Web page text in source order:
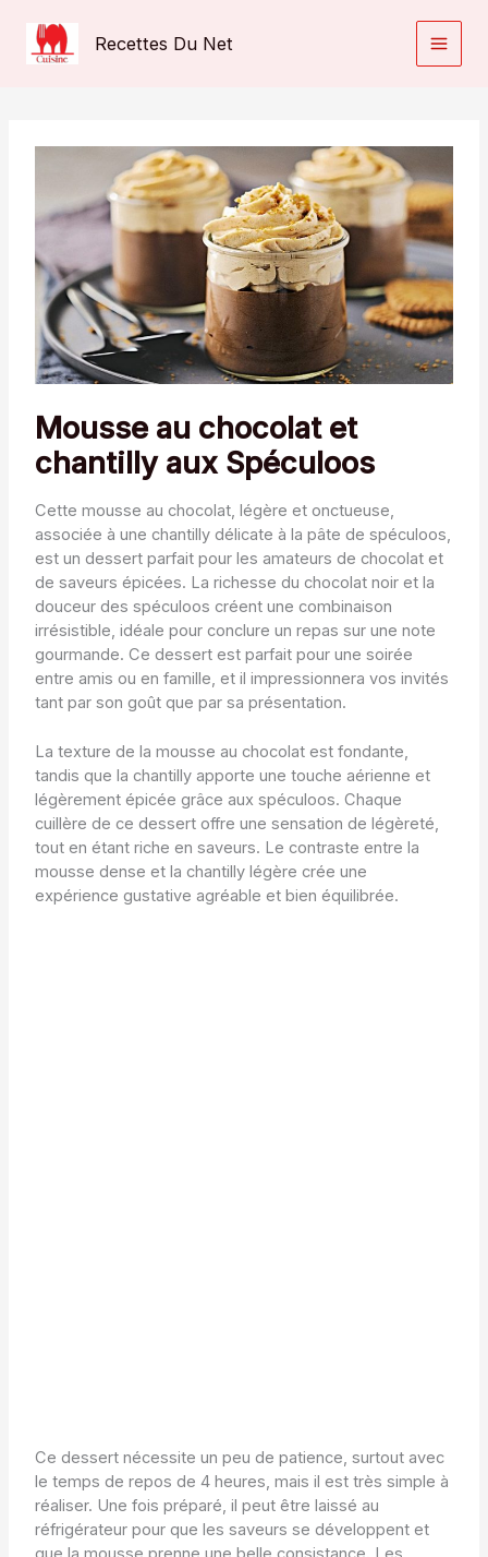
contenu
Recettes Du Net
Mousse au chocolat et
chantilly aux Spéculoos
Cette mousse au chocolat, légère et onctueuse,
associée à une chantilly délicate à la pâte de spéculoos,
est un dessert parfait pour les amateurs de chocolat et
de saveurs épicées. La richesse du chocolat noir et la
douceur des spéculoos créent une combinaison
irrésistible, idéale pour conclure un repas sur une note
gourmande. Ce dessert est parfait pour une soirée
entre amis ou en famille, et il impressionnera vos invités
tant par son goût que par sa présentation.
La texture de la mousse au chocolat est fondante,
tandis que la chantilly apporte une touche aérienne et
légèrement épicée grâce aux spéculoos. Chaque
cuillère de ce dessert offre une sensation de légèreté,
tout en étant riche en saveurs. Le contraste entre la
mousse dense et la chantilly légère crée une
expérience gustative agréable et bien équilibrée.
Ce dessert nécessite un peu de patience, surtout avec
le temps de repos de 4 heures, mais il est très simple à
réaliser. Une fois préparé, il peut être laissé au
réfrigérateur pour que les saveurs se développent et